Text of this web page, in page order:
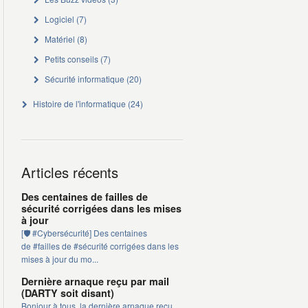
Logiciel (7)
Matériel (8)
Petits conseils(7)
Sécurité informatique (20)
Histoire de l'informatique (24)
Articles récents
Des centaines de failles de
sécurité corrigées dans les mises
à jour
[🛡️ #Cybersécurité] Des centaines
de #failles de #sécurité corrigées dans les
mises à jour du mo...
Dernière arnaque reçu par mail
(DARTY soit disant)
Bonjour à tous, la dernière arnaque reçu